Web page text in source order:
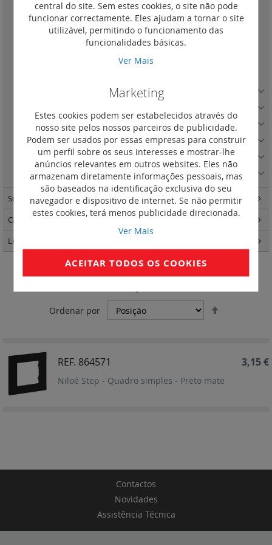
Simples
Ordenar por
REF. 864571
Niloé Step - Quadro simples - Preto mate
3,15 €
Simples(1)
Duplo(1)
Quadro Preto com porta-etiqueta(1)
Quadro Areia com porta-etiqueta
Quadro Cobre(3)
Quadro Alumínio Escovado (5)
Quadro Madeira Escura(3)
Suno
(263)
Caixas de encastrar Batibox (57)
Light Now
Contactos
Novidades
Assistência Técnica
central do site. Sem estes cookies, o site não pode
funcionar correctamente. Eles ajudam a tornar o site
utilizável, permitindo o funcionamento das
funcionalidades básicas.
Ver Mais
Marketing
Estes cookies podem ser estabelecidos através do
nosso site pelos nossos parceiros de publicidade.
Podem ser usados por essas empresas para construir
um perfil sobre os seus interesses e mostrar-lhe
anúncios relevantes em outros websites. Eles não
armazenam diretamente informações pessoais, mas
são baseados na identificação exclusiva do seu
navegador e dispositivo de internet. Se não permitir
estes cookies, terá menos publicidade direcionada.
Ver Mais
ACEITAR TODOS OS COOKIES